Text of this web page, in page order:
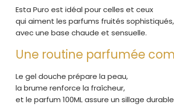
Esta Puro est idéal pour celles et ceux
qui aiment les parfums fruités sophistiqués,
avec une base chaude et sensuelle.
Une routine parfumée
Le gel douche prépare la peau,
la brume renforce la fraîcheur,
et le parfum 100ML assure un sillage